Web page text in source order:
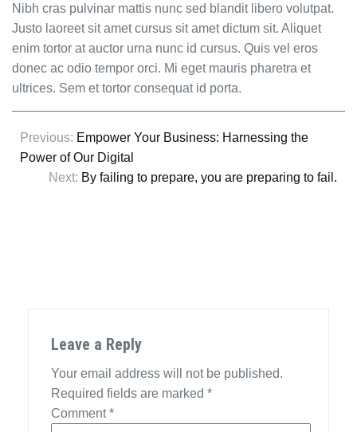
Nibh cras pulvinar mattis nunc sed blandit libero volutpat.
Justo laoreet sit amet cursus sit amet dictum sit. Aliquet
enim tortor at auctor urna nunc id cursus. Quis vel eros
donec ac odio tempor orci. Mi eget mauris pharetra et
ultrices. Sem et tortor consequat id porta.
Post
navigation
Previous: Empower Your Business: Harnessing the
Power of Our Digital
Next: By failing to prepare, you are preparing to fail.
Leave a Reply
Your email address will not be published.
Required fields are marked *
Comment*